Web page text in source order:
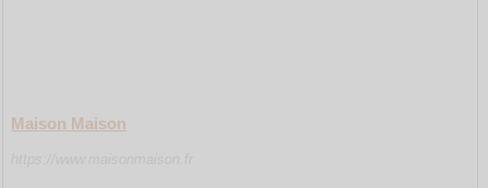
Maison Maison